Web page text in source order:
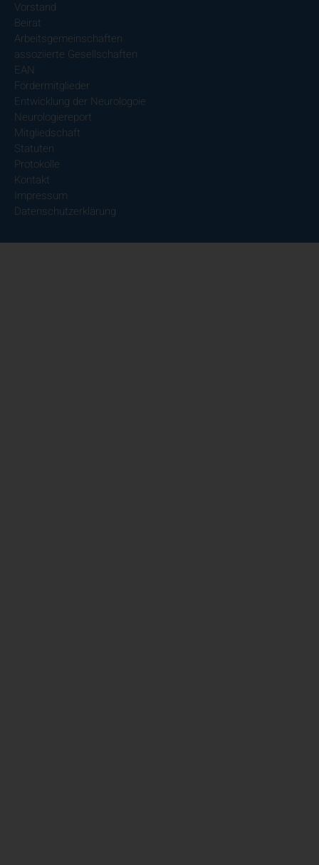
Vorstand
Beirat
Arbeitsgemeinschaften
assoziierte Gesellschaften
EAN
Fördermitglieder
Entwicklung der Neurologoie
Neurologiereport
Mitgliedschaft
Statuten
Protokolle
Kontakt
Impressum
Datenschutzerklärung